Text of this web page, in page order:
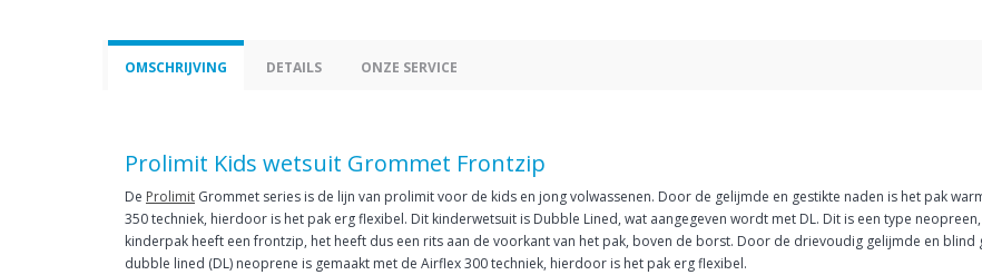
OMSCHRIJVING DETAILS ONZE SERVICE
Prolimit Kids wetsuit Grommet Frontzip
De Prolimit Grommet series is de lijn van prolimit voor de kids en jong volwassenen. Door de gelijmde en gestikte naden is het pak
350 techniek, hierdoor is het pak erg flexibel. Dit kinderwetsuit is Dubble Lined, wat aangegeven wordt met DL. Dit is een type
kinderpak heeft een frontzip, het heeft dus een rits aan de voorkant van het pak, boven de borst. Door de drievoudig gelijmde en blind
dubble lined (DL) neoprene is gemaakt met de Airflex 300 techniek, hierdoor is het pak erg flexibel.